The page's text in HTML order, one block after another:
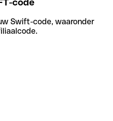
code
Swift-code, waaronder